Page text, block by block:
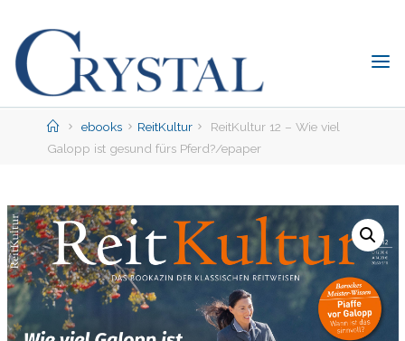
content
Crystal
Verlag
PFERDEFREUNDE
Homeebooks ReitKultur
ReitKultur 12 – Wie viel
Galopp ist gesund fürs Pferd?/epaper